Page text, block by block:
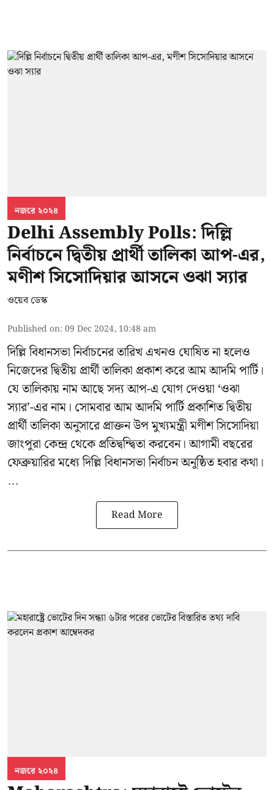
নজরে ২০২৪
Delhi Assembly Polls: দিল্লি
নির্বাচনে দ্বিতীয় প্রার্থী তালিকা আপ-এর,
মণীশ সিসোদিয়ার আসনে ওঝা স্যার
ওয়েব ডেস্ক
Published on:09 Dec 2024, 10:48 am
দিল্লি বিধানসভা নির্বাচনের তারিখ এখনও ঘোষিত না হলেও
নিজেদের দ্বিতীয় প্রার্থী তালিকা প্রকাশ করে আম আদমি পার্টি।
যে তালিকায় নাম আছে সদ্য আপ-এ যোগ দেওয়া ‘ওঝা
স্যার’-এর নাম। সোমবার আম আদমি পার্টি প্রকাশিত দ্বিতীয়
প্রার্থী তালিকা অনুসারে প্রাক্তন উপ মুখ্যমন্ত্রী মণীশ সিসোদিয়া
জাংপুরা কেন্দ্র থেকে প্রতিদ্বন্দ্বিতা করবেন। আগামী বছরের
ফেব্রুয়ারির মধ্যে দিল্লি বিধানসভা নির্বাচন অনুষ্ঠিত হবার কথা।
...
Read More
নজরে ২০২৪